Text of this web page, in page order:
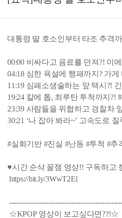
대통령 딸 호소인부터 타조 추격
00:00 비싸다고 음료를 던져?! 이
04:18 심한 욕설에 행패까지? 가
11:19 심폐소생술하는 앞 택시?!
19:24 칼에 톱, 최루탄 투척까지?!
23:39 사람들을 위협하고 경찰차
30:21 ‘나 잡아 봐라~’ 고속도로
#실화기반 #진실 #난동 #투척 #추
♥시간 순삭 꿀잼 영상!! 구독하고
https://bit.ly/3WwT2El
☆KPOP 영상이 보고싶다면??!☆